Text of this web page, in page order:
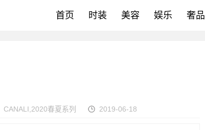
首页 时装 美容 娱乐 奢品
CANALI 2020春夏系列 2019-06-18